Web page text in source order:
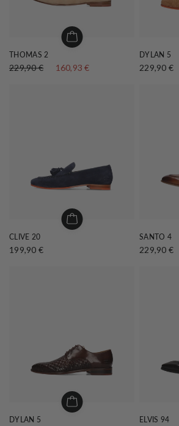
THOMAS 2
229,90 € 160,93 €
DYLAN 5
229,90 €
CLIVE 20
199,90 €
SANTO 4
229,90 €
DYLAN 5 ELVIS 94